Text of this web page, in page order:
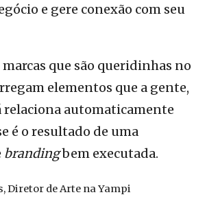
e gere conexão com seu
marcas que são queridinhas no
elementos que a gente,
relaciona automaticamente
é o resultado de uma
brandingbem executada.
Diretor de Arte na Yampi